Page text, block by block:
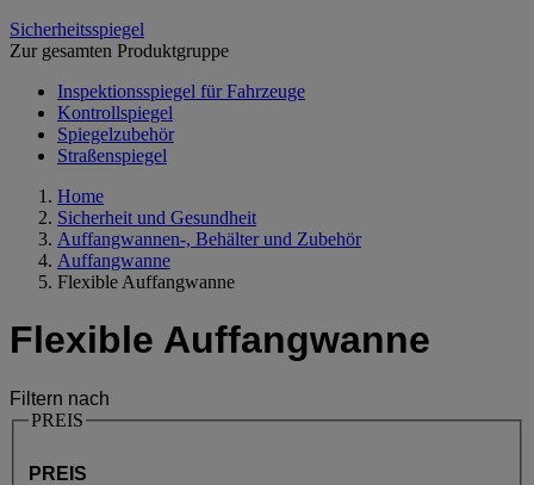
Sicherheitsspiegel
Zur gesamten Produktgruppe
Inspektionsspiegel für Fahrzeuge
Kontrollspiegel
Spiegelzubehör
Straßenspiegel
Home
Sicherheit und Gesundheit
Auffangwannen-, Behälter und Zubehör
Auffangwanne
Flexible Auffangwanne
Flexible Auffangwanne
Filtern nach
PREIS
PREIS